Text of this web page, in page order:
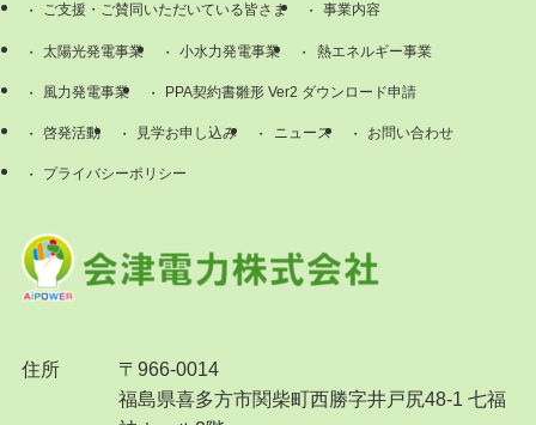
住所
〒966-0014
福島県喜多方市関柴町西勝字井戸尻48-1 七福
ご支援・ご賛同いただいている皆さま 事業内容
太陽光発電事業 小水力発電事業 熱エネルギー事業
風力発電事業 PPA契約書雛形 Ver2 ダウンロード申請
啓発活動 見学お申し込み ニュース お問い合わせ
プライバシーポリシー